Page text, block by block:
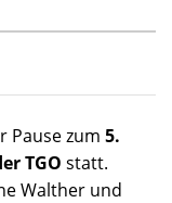
Pause zum 5.
TGO statt.
Walther und